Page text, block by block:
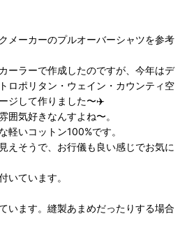
メーカーのプルオーバーシャツを参考
ーラーで作成したのですが、今年はデ
ロポリタン・ウェイン・カウンティ空
ジして作りました〜✈️
囲気好きなんすよね〜。
軽いコットン100%です。
えそうで、お行儀も良い感じでお気に
いています。
います。縫製あまめだったりする場合